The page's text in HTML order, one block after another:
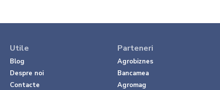
Utile
Blog
Despre noi
Contacte
Parteneri
Agrobiznes
Bancamea
Agromag